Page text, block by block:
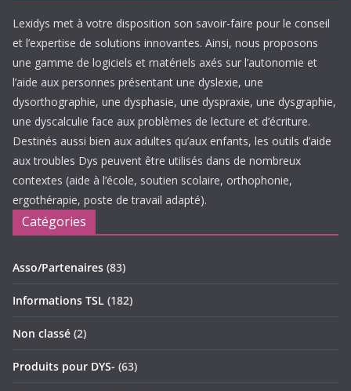
Lexidys met à votre disposition son savoir-faire pour le conseil
et l’expertise de solutions innovantes. Ainsi, nous proposons
une gamme de logiciels et matériels axés sur l’autonomie et
l’aide aux personnes présentant une dyslexie, une
dysorthographie, une dysphasie, une dyspraxie, une dysgraphie,
une dyscalculie face aux problèmes de lecture et d’écriture.
Destinés aussi bien aux adultes qu’aux enfants, les outils d’aide
aux troubles Dys peuvent être utilisés dans de nombreux
contextes (aide à l’école, soutien scolaire, orthophonie,
ergothérapie, poste de travail adapté).
Catégories
Asso/Partenaires (83)
Informations TSL (182)
Non classé (2)
Produits pour DYS- (63)